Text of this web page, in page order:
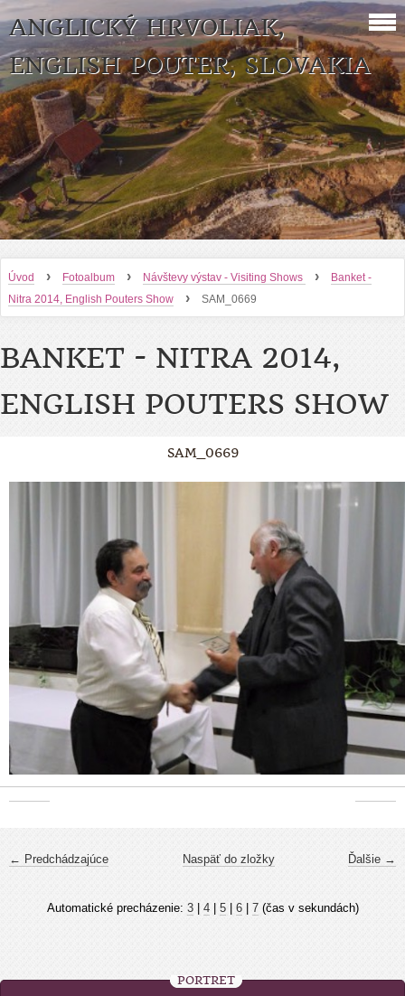
ANGLICKÝ HRVOLIAK,
ENGLISH POUTER, SLOVAKIA
Úvod › Fotoalbum › Návštevy výstav - Visiting Shows ›
Banket -
Nitra 2014, English Pouters Show
› SAM_0669
BANKET - NITRA 2014,
ENGLISH POUTERS SHOW
SAM_0669
← Predchádzajúce Ďalšie →
Naspäť do zložky
Automatické precházenie: 3| 4| 5| 6| 7(čas v sekundách)
PORTRÉT